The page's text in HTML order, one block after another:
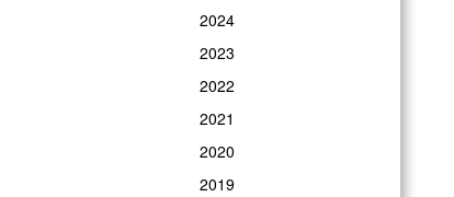
2024
2023
2022
2021
2020
2019